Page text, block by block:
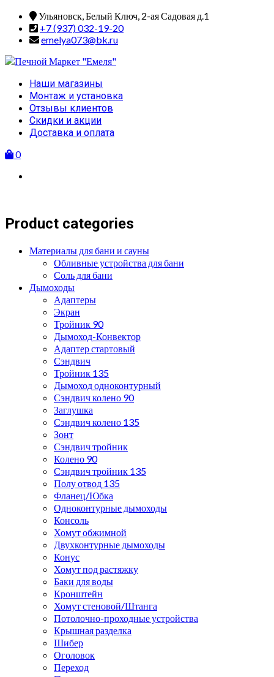
Skip
content
Ульяновск, Белый Ключ, 2-ая Садовая д.1
+7 (937) 032-19-20
emelya073@bk.ru
Primary
Menu
Наши магазины
Монтаж и установка
Отзывы клиентов
Скидки и акции
Доставка и оплата
0
Product categories
Материалы для бани и сауны
Обливные устройства для бани
Соль для бани
Дымоходы
Адаптеры
Экран
Тройник 90
Дымоход-Конвектор
Адаптер стартовый
Сэндвич
Тройник 135
Дымоход одноконтурный
Сэндвич колено 90
Заглушка
Сэндвич колено 135
Зонт
Сэндвич тройник
Колено 90
Сэндвич тройник 135
Полу отвод 135
Фланец/Юбка
Одноконтурные дымоходы
Консоль
Хомут обжимной
Двухконтурные дымоходы
Конус
Хомут под растяжку
Баки для воды
Кронштейн
Хомут стеновой/Штанга
Потолочно-проходные устройства
Крышная разделка
Шибер
Оголовок
Переход